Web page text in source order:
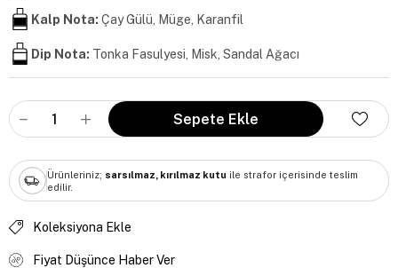
Kalp Nota: Çay Gülü, Müge, Karanfil
Dip Nota: Tonka Fasulyesi, Misk, Sandal Ağacı
Ürünleriniz; sarsılmaz, kırılmaz kutu ile strafor içerisinde teslim
edilir.
Koleksiyona Ekle
Fiyat Düşünce Haber Ver